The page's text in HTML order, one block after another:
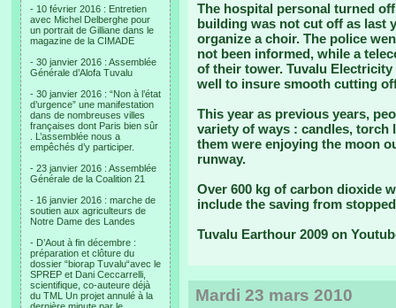
- 10 février 2016 : Entretien
avec Michel Delberghe pour
un portrait de Gilliane dans le
magazine de la CIMADE
- 30 janvier 2016 : Assemblée
Générale d’Alofa Tuvalu
- 30 janvier 2016 : “Non à l’état
d’urgence” une manifestation
dans de nombreuses villes
françaises dont Paris bien sûr
. L’assemblée nous a
empêchés d’y participer.
- 23 janvier 2016 : Assemblée
Générale de la Coalition 21
- 16 janvier 2016 : marche de
soutien aux agriculteurs de
Notre Dame des Landes
- D’Aout à fin décembre :
préparation et clôture du
dossier “biorap Tuvalu“avec le
SPREP et Dani Ceccarrelli,
scientifique, co-auteure déjà
du TML Un projet annulé à la
The hospital personal turned
building was not cut off as last
organize a choir. The police
not been informed, while a
of their tower. Tuvalu
well to insure smooth cutting
This year as previous years,
variety of ways : candles, torch
them were enjoying the moon
runway.
Over 600 kg of carbon dioxide
include the saving from
Tuvalu Earthour 2009 on
Mardi 23 mars 2010